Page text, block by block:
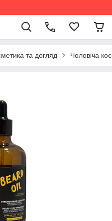
та догляд Чоловіча